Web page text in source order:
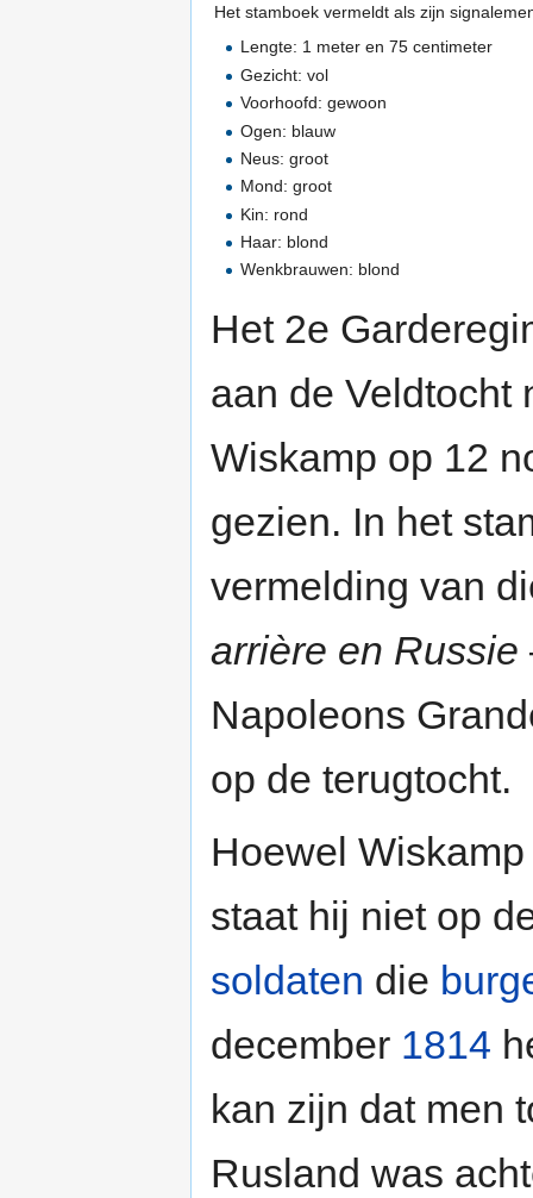
Het stamboek vermeldt als zijn
Lengte: 1 meter en 75 centimeter
Gezicht: vol
Voorhoofd: gewoon
Ogen: blauw
Neus: groot
Mond: groot
Kin: rond
Haar: blond
Wenkbrauwen: blond
Het 2e
aan de
Wiskamp op 12
gezien. In het
vermelding van
arrière en Russie
Napoleons
op de terugtocht.
Hoewel
staat hij niet op
soldaten die
december 1814
kan zijn dat men
Rusland was